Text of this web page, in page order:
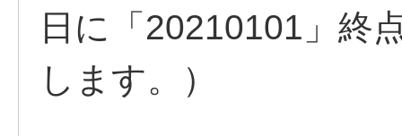
日に「20210101」終
します。）